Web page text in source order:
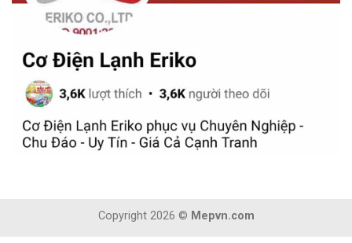
Copyright 2026 © Mepvn.com